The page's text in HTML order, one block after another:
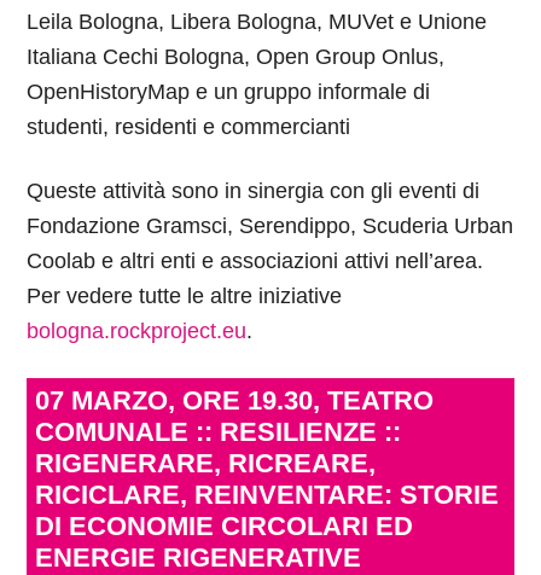
Leila Bologna, Libera Bologna, MUVet e Unione
Italiana Cechi Bologna, Open Group Onlus,
OpenHistoryMap e un gruppo informale di
studenti, residenti e commercianti
Queste attività sono in sinergia con gli eventi di
Fondazione Gramsci, Serendippo, Scuderia Urban
Coolab e altri enti e associazioni attivi nell’area.
Per vedere tutte le altre iniziative
bologna.rockproject.eu.
07 MARZO, ORE 19.30, TEATRO
COMUNALE :: RESILIENZE ::
RIGENERARE, RICREARE,
RICICLARE, REINVENTARE: STORIE
DI ECONOMIE CIRCOLARI ED
ENERGIE RIGENERATIVE